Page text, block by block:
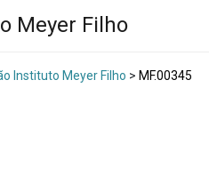
Meyer Filho
Instituto Meyer Filho > MF.00345